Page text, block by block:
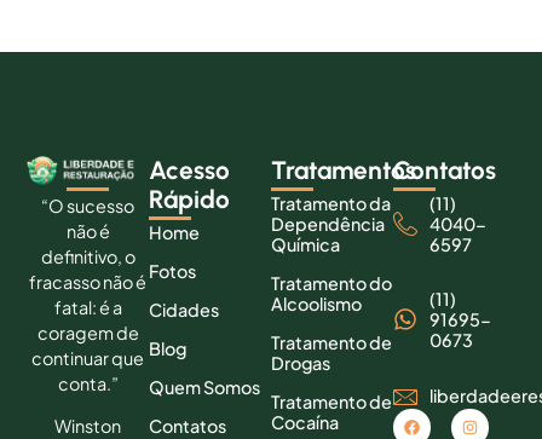
“O sucesso
não é
definitivo, o
fracasso não é
fatal: é a
coragem de
continuar que
conta.”
Winston
Acesso
Rápido
Home
Fotos
Cidades
Blog
Quem Somos
Contatos
Tratamentos
Tratamento da
Dependência
Química
Tratamento do
Alcoolismo
Tratamento de
Drogas
Tratamento de
Cocaína
Contatos
(11)
4040-
6597
(11)
91695-
0673